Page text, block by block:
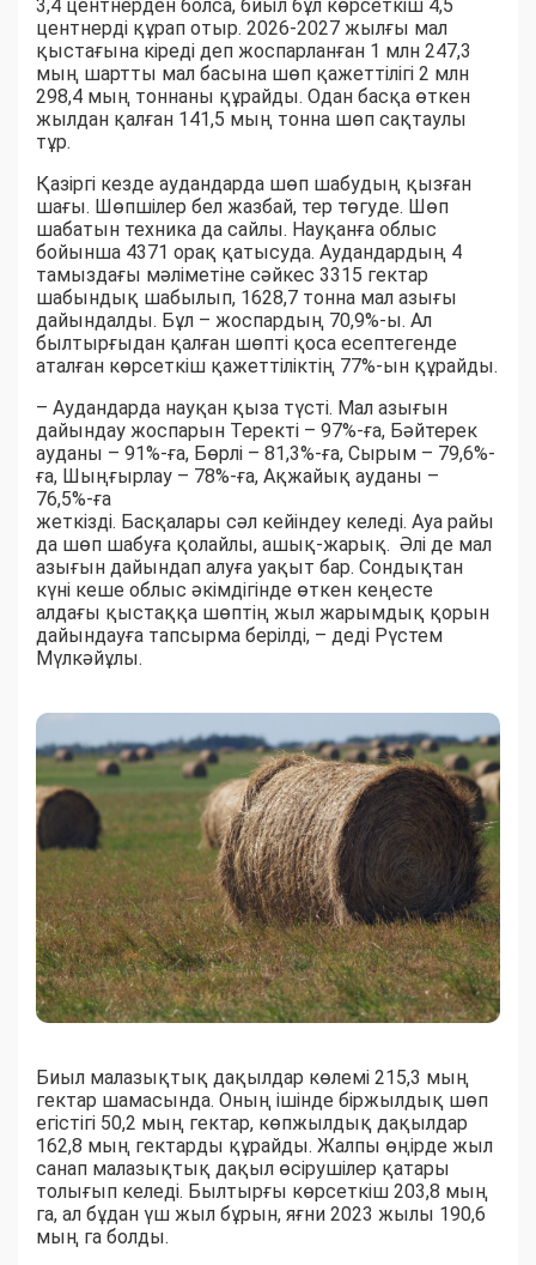
3,4 центнерден болса, биыл бұл көрсеткіш 4,5
центнерді құрап отыр. 2026-2027 жылғы мал
қыстағына кіреді деп жоспарланған 1 млн 247,3
мың шартты мал басына шөп қажеттілігі 2 млн
298,4 мың тоннаны құрайды. Одан басқа өткен
жылдан қалған 141,5 мың тонна шөп сақтаулы
тұр.
Қазіргі кезде аудандарда шөп шабудың қызған
шағы. Шөпшілер бел жазбай, тер төгуде. Шөп
шабатын техника да сайлы. Науқанға облыс
бойынша 4371 орақ қатысуда. Аудандардың 4
тамыздағы мәліметіне сәйкес 3315 гектар
шабындық шабылып, 1628,7 тонна мал азығы
дайындалды. Бұл – жоспардың 70,9%-ы. Ал
былтырғыдан қалған шөпті қоса есептегенде
аталған көрсеткіш қажеттіліктің 77%-ын құрайды.
– Аудандарда науқан қыза түсті. Мал азығын
дайындау жоспарын Теректі – 97%-ға, Бәйтерек
ауданы – 91%-ға, Бөрлі – 81,3%-ға, Сырым – 79,6%-
ға, Шыңғырлау – 78%-ға, Ақжайық ауданы –
76,5%-ға
жеткізді. Басқалары сәл кейіндеу келеді. Ауа райы
да шөп шабуға қолайлы, ашық-жарық. Әлі де мал
азығын дайындап алуға уақыт бар. Сондықтан
күні кеше облыс әкімдігінде өткен кеңесте
алдағы қыстаққа шөптің жыл жарымдық қорын
дайындауға тапсырма берілді, – деді Рүстем
Мүлкәйұлы.
Биыл малазықтық дақылдар көлемі 215,3 мың
гектар шамасында. Оның ішінде біржылдық шөп
егістігі 50,2 мың гектар, көпжылдық дақылдар
162,8 мың гектарды құрайды. Жалпы өңірде жыл
санап малазықтық дақыл өсірушілер қатары
толығып келеді. Былтырғы көрсеткіш 203,8 мың
га, ал бұдан үш жыл бұрын, яғни 2023 жылы 190,6
мың га болды.